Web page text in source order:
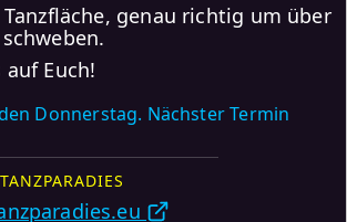
genau richtig um über
Euch!
Donnerstag. Nächster Termin